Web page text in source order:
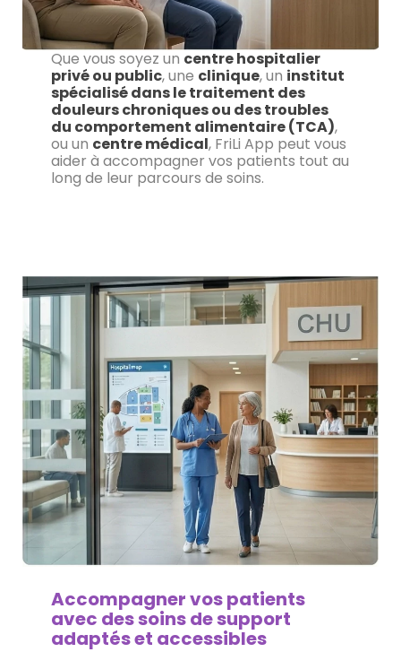
Que vous soyez un centre hospitalier
privé ou public, une clinique, un institut
spécialisé dans le traitement des
douleurs chroniques ou des troubles
du comportement alimentaire (TCA),
ou un centre médical, FriLi App peut vous
aider à accompagner vos patients tout au
long de leur parcours de soins.
Accompagner vos patients
avec des soins de support
adaptés et accessibles